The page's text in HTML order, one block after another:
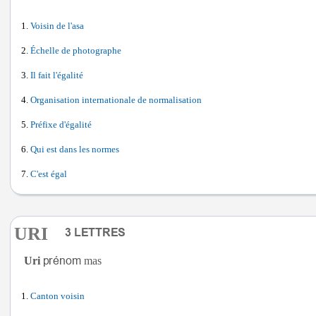
Voisin de l'asa
Échelle de photographe
Il fait l'égalité
Organisation internationale de normalisation
Préfixe d'égalité
Qui est dans les normes
C'est égal
URI
Uri mas
Canton voisin